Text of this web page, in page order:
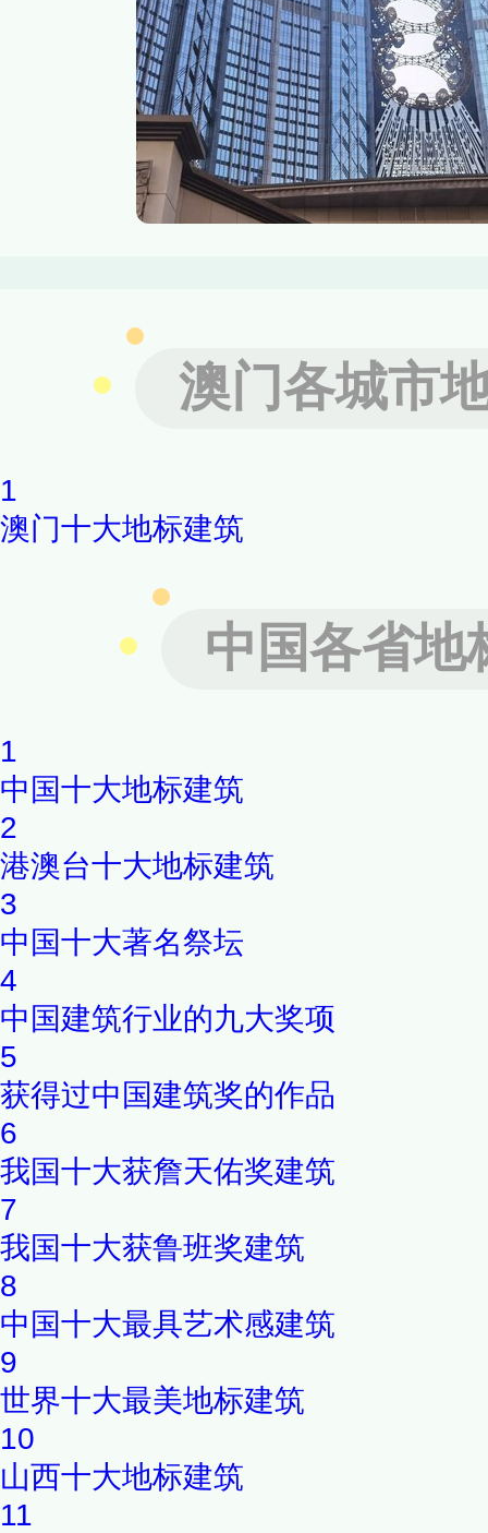
二的的8字形摩天轮，耸立于
设计概念源自荷里活巨制之震
行星冲击大楼外墙，留下了一
造了影汇之星这个与别不同的
澳门各城市
1
澳门十大地标建筑
中国各省地
1
中国十大地标建筑
2
港澳台十大地标建筑
3
中国十大著名祭坛
4
中国建筑行业的九大奖项
5
获得过中国建筑奖的作品
6
我国十大获詹天佑奖建筑
7
我国十大获鲁班奖建筑
8
中国十大最具艺术感建筑
9
世界十大最美地标建筑
10
山西十大地标建筑
11